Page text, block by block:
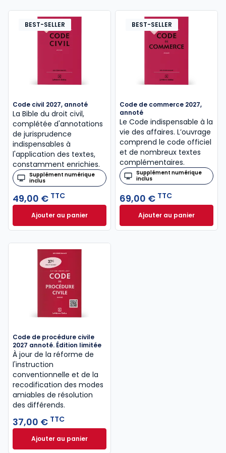
BEST-SELLER
Code civil 2027, annoté
La Bible du droit civil,
complétée d'annotations
de jurisprudence
indispensables à
l'application des textes,
constamment enrichies.
Supplément numérique
inclus
49,00 € TTC
Ajouter au panierCode civil 2027, annoté à 49,00 € TTC
BEST-SELLER
Code de commerce 2027,
annoté
Le Code indispensable à la
vie des affaires. L’ouvrage
comprend le code officiel
et de nombreux textes
complémentaires.
Supplément numérique
inclus
69,00 € TTC
Ajouter au panier
Code de
Code de procédure civile
2027 annoté. Édition limitée
À jour de la réforme de
l'instruction
conventionnelle et de la
recodification des modes
amiables de résolution
des différends.
37,00 € TTC
Ajouter au panierCode de procédure civile 2027 annoté. Édition